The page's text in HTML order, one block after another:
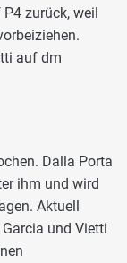
zurück, weil
auf dm
Dalla Porta
ihm und wird
Aktuell
und Vietti